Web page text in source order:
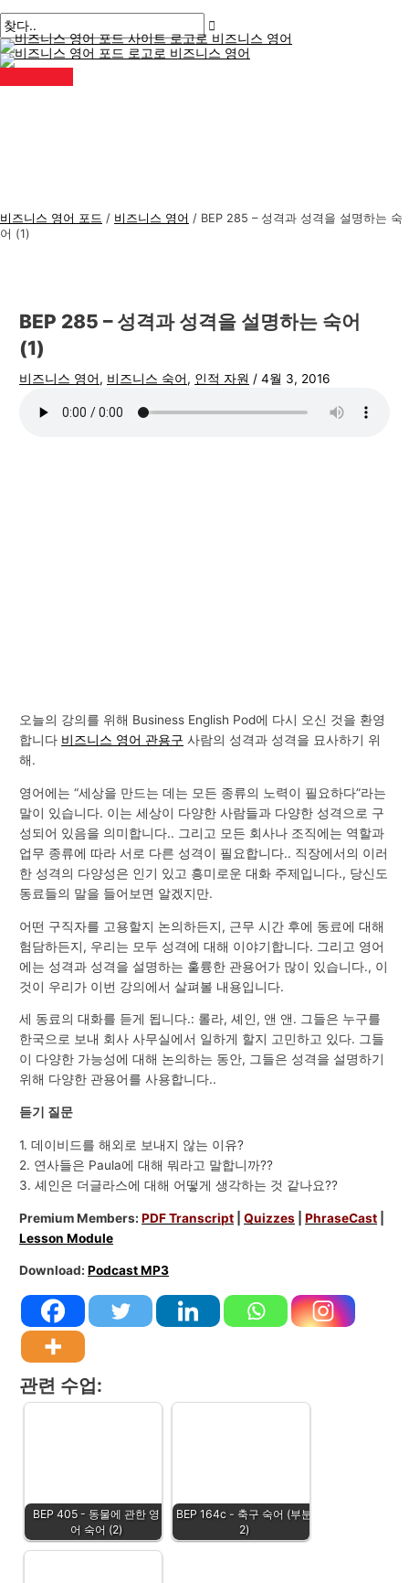
텐
츠
로
건
인
뉴
비즈니스 영어 포드 / 비즈니스 영어 / BEP 285 – 성격과 성격을 설명하는 숙
어 (1)
BEP 285 – 성격과 성격을 설명하는 숙어
(1)
비즈니스 영어, 비즈니스 숙어, 인적 자원 /4월 3, 2016
오늘의 강의를 위해 Business English Pod에 다시 오신 것을 환영
합니다 비즈니스 영어 관용구 사람의 성격과 성격을 묘사하기 위
해.
영어에는 “세상을 만드는 데는 모든 종류의 노력이 필요하다”라는
말이 있습니다. 이는 세상이 다양한 사람들과 다양한 성격으로 구
성되어 있음을 의미합니다.. 그리고 모든 회사나 조직에는 역할과
업무 종류에 따라 서로 다른 성격이 필요합니다.. 직장에서의 이러
한 성격의 다양성은 인기 있고 흥미로운 대화 주제입니다., 당신도
동료들의 말을 들어보면 알겠지만.
어떤 구직자를 고용할지 논의하든지, 근무 시간 후에 동료에 대해
험담하든지, 우리는 모두 성격에 대해 이야기합니다. 그리고 영어
에는 성격과 성격을 설명하는 훌륭한 관용어가 많이 있습니다., 이
것이 우리가 이번 강의에서 살펴볼 내용입니다.
세 동료의 대화를 듣게 됩니다.: 롤라, 셰인, 앤 앤. 그들은 누구를
한국으로 보내 회사 사무실에서 일하게 할지 고민하고 있다. 그들
이 다양한 가능성에 대해 논의하는 동안, 그들은 성격을 설명하기
위해 다양한 관용어를 사용합니다..
듣기 질문
1. 데이비드를 해외로 보내지 않는 이유?
2. 연사들은 Paula에 대해 뭐라고 말합니까??
3. 셰인은 더글라스에 대해 어떻게 생각하는 것 같나요??
Premium Members:PDF Transcript |Quizzes |PhraseCast
Lesson Module
Download:Podcast MP3
관련 수업:
BEP 405 - 동물에 관한 영
어 숙어 (2)
BEP 164c - 축구 숙어 (부분
2)
시
물
탐
색
기
에
입
력
름
*
메
일
*
비
즈
니
스
검
색
: